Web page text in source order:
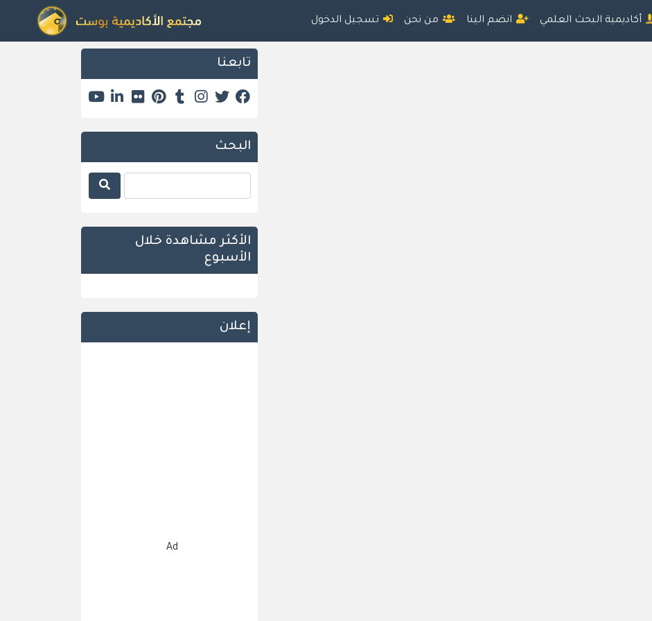
أكاديمية البحث العلمي انضم الينا من نحن تسجيل الدخول
تابعنا
البحث
الأكثر مشاهدة خلال
الأسبوع
إعلان
Ad